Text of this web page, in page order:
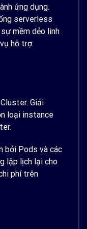
ứng dụng.
serverless
mềm dẻo linh
hỗ trợ.
Giải
loại instance
bởi Pods và các
lập lịch lại cho
phí trên